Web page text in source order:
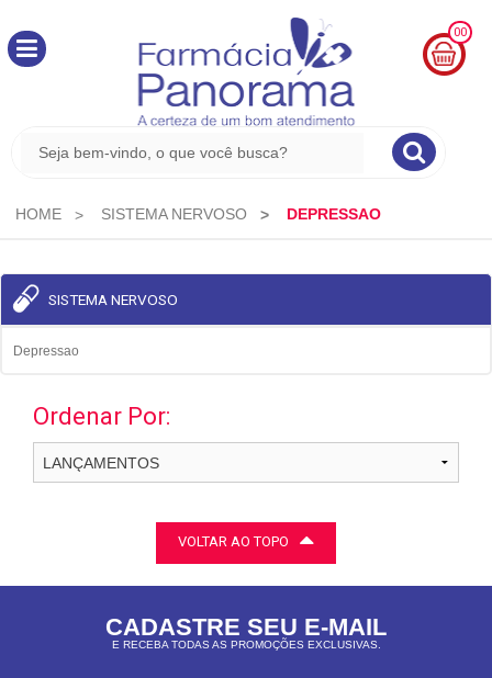
00
0,00
HOME SISTEMA NERVOSO DEPRESSAO
SISTEMA NERVOSO
Depressao
Ordenar Por:
VOLTAR AO TOPO
CADASTRE SEU E-MAIL
E RECEBA TODAS AS PROMOÇÕES EXCLUSIVAS.